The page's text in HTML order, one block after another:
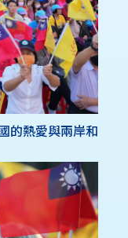
的熱愛與兩岸和